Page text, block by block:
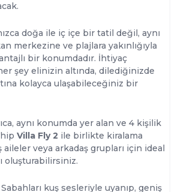
doğa ile iç içe bir tatil değil, aynı
merkezine ve plajlara yakınlığıyla
bir konumdadır. İhtiyaç
şey elinizin altında, dilediğinizde
kolayca ulaşabileceğiniz bir
aynı konumda yer alan ve 4 kişilik
Villa Fly 2 ile birlikte kiralama
aileler veya arkadaş grupları için ideal
oluşturabilirsiniz.
Sabahları kuş sesleriyle uyanıp, geniş